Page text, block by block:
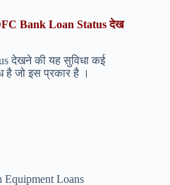
Bank Loan Status देख
देखने की यह सुविधा कई
जो इस प्रकार है ।
Equipment Loans